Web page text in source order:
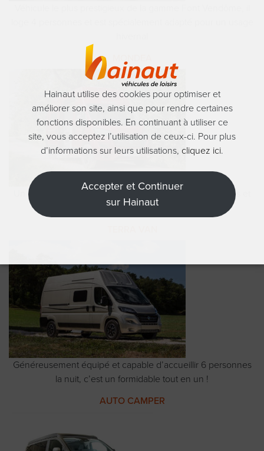
Un véhicule plein d’astuces offrant de grandes capacités et
une véritable autonomie.
Généreusement équipé et capable d’accueillir 6 personnes
la nuit, c’est un formidable tout en un !
AUTO CAMPER
Hainaut utilise des cookies pour optimiser et
améliorer son site, ainsi que pour rendre certaines
fonctions disponibles. En continuant à utiliser ce
site, vous acceptez l’utilisation de ceux-ci. Pour plus
d’informations sur leurs utilisations, cliquez ici.
Accepter et Continuer
sur Hainaut